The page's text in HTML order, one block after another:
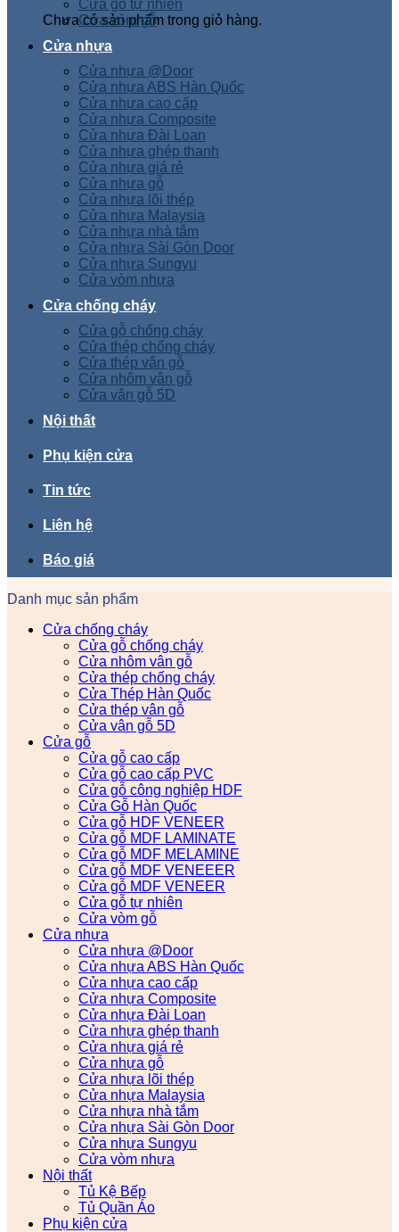
Chưa có sản phẩm trong giỏ hàng.
Cửa gỗ tự nhiên
Cửa vòm gỗ
Cửa nhựa
Cửa nhựa @Door
Cửa nhựa ABS Hàn Quốc
Cửa nhựa cao cấp
Cửa nhựa Composite
Cửa nhựa Đài Loan
Cửa nhựa ghép thanh
Cửa nhựa giá rẻ
Cửa nhựa gỗ
Cửa nhựa lõi thép
Cửa nhựa Malaysia
Cửa nhựa nhà tắm
Cửa nhựa Sài Gòn Door
Cửa nhựa Sungyu
Cửa vòm nhựa
Cửa chống cháy
Cửa gỗ chống cháy
Cửa thép chống cháy
Cửa thép vân gỗ
Cửa nhôm vân gỗ
Cửa vân gỗ 5D
Nội thất
Phụ kiện cửa
Tin tức
Liên hệ
Báo giá
Danh mục sản phẩm
Cửa chống cháy
Cửa gỗ chống cháy
Cửa nhôm vân gỗ
Cửa thép chống cháy
Cửa Thép Hàn Quốc
Cửa thép vân gỗ
Cửa vân gỗ 5D
Cửa gỗ
Cửa gỗ cao cấp
Cửa gỗ cao cấp PVC
Cửa gỗ công nghiệp HDF
Cửa Gỗ Hàn Quốc
Cửa gỗ HDF VENEER
Cửa gỗ MDF LAMINATE
Cửa gỗ MDF MELAMINE
Cửa gỗ MDF VENEEER
Cửa gỗ MDF VENEER
Cửa gỗ tự nhiên
Cửa vòm gỗ
Cửa nhựa
Cửa nhựa @Door
Cửa nhựa ABS Hàn Quốc
Cửa nhựa cao cấp
Cửa nhựa Composite
Cửa nhựa Đài Loan
Cửa nhựa ghép thanh
Cửa nhựa giá rẻ
Cửa nhựa gỗ
Cửa nhựa lõi thép
Cửa nhựa Malaysia
Cửa nhựa nhà tắm
Cửa nhựa Sài Gòn Door
Cửa nhựa Sungyu
Cửa vòm nhựa
Nội thất
Tủ Kệ Bếp
Tủ Quần Áo
Phụ kiện cửa